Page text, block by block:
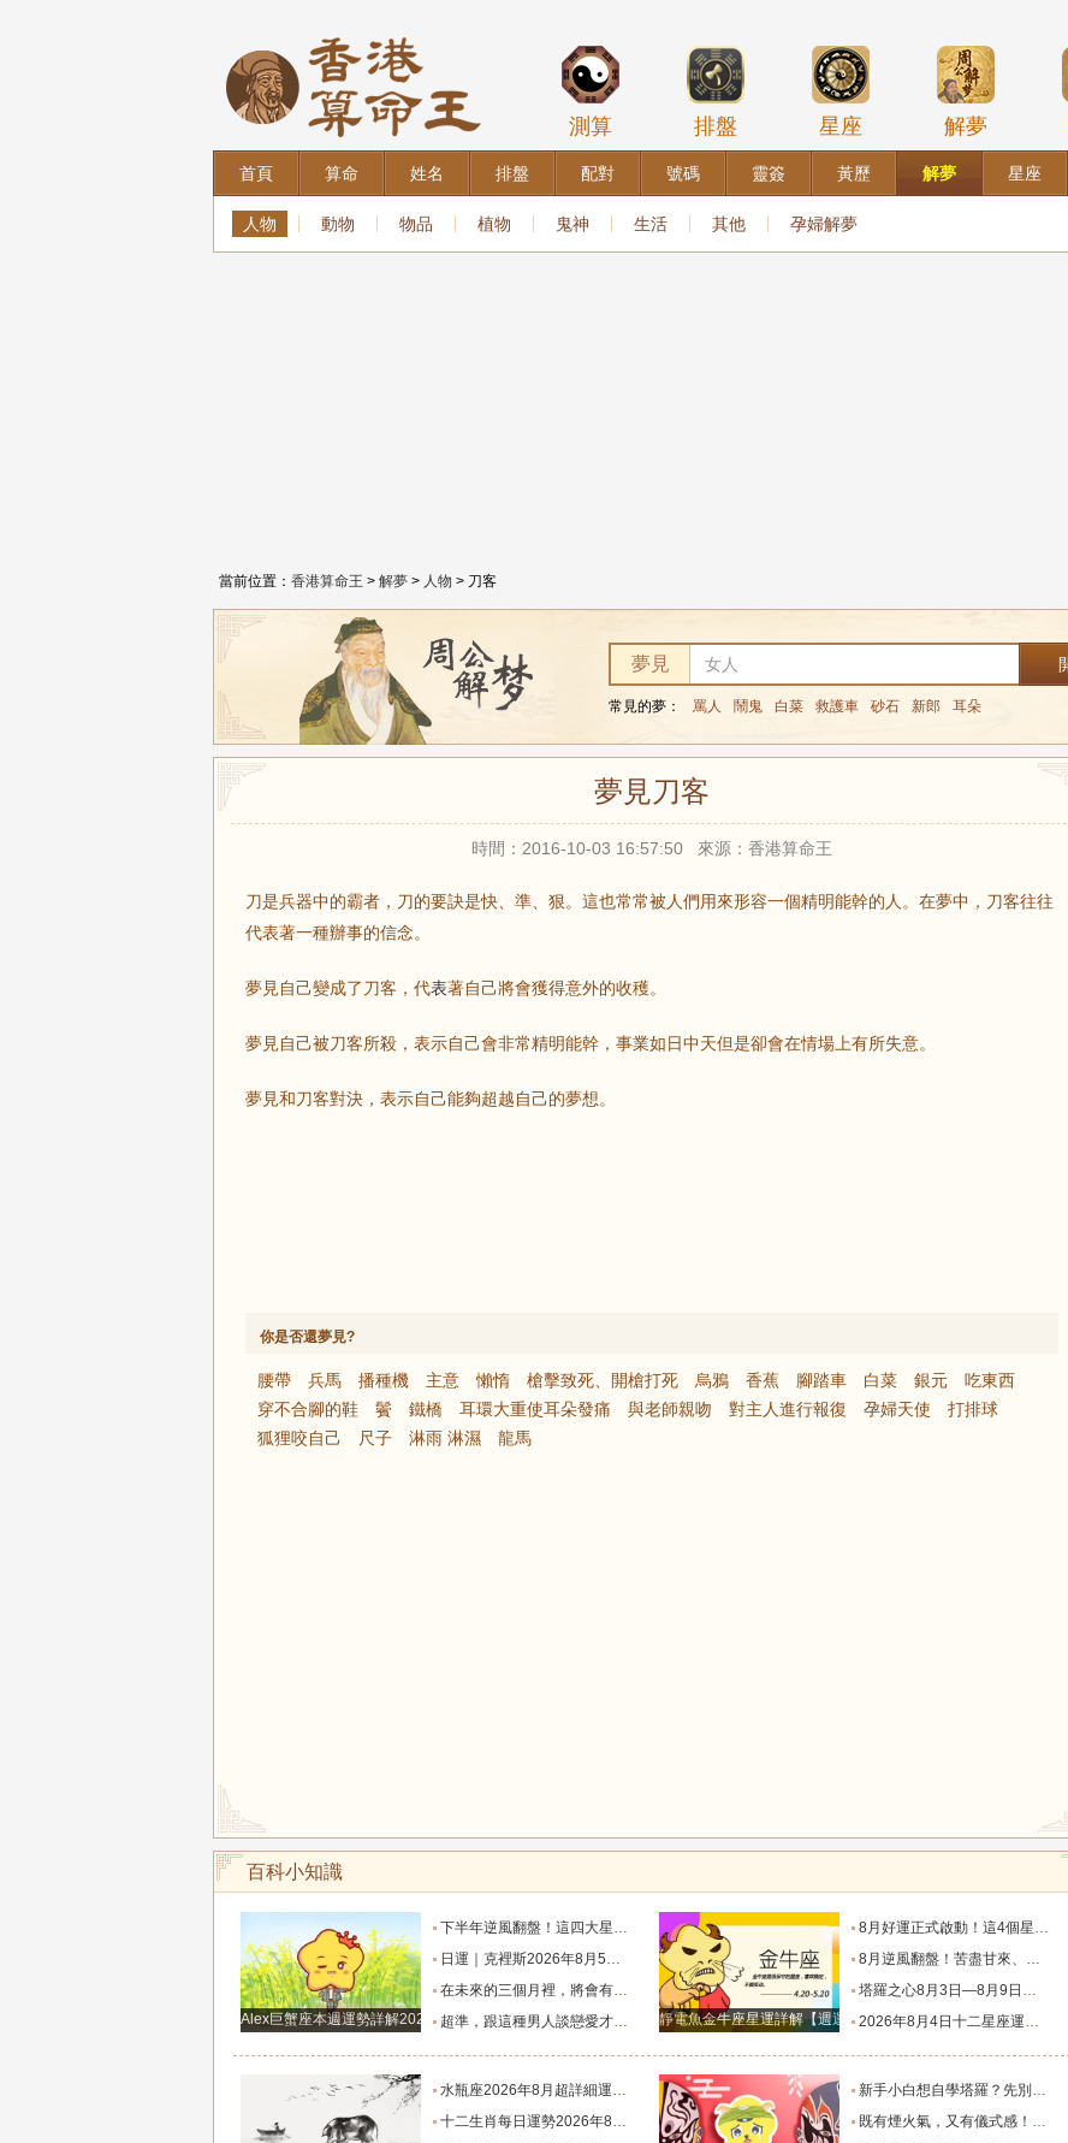
測算 排盤 星座 解夢
首頁 算命 姓名 排盤 配對 號碼 靈簽 黃歷 解夢 星座
人物 動物 物品 植物 鬼神 生活 其他 孕婦解夢
當前位置： 香港算命王 > 解夢 > 人物 > 刀客
夢見
常見的夢： 罵人 鬧鬼 白菜 救護車 砂石 新郎 耳朵
夢見刀客
時間：2016-10-03 16:57:50 來源：香港算命王
刀是兵器中的霸者，刀的要訣是快、準、狠。這也常常被人們用來形容一個精明能幹的人。在夢中，刀客往往
代表著一種辦事的信念。
夢見自己變成了刀客，代表著自己將會獲得意外的收穫。
夢見自己被刀客所殺，表示自己會非常精明能幹，事業如日中天但是卻會在情場上有所失意。
夢見和刀客對決，表示自己能夠超越自己的夢想。
你是否還夢見?
腰帶 兵馬 播種機 主意 懶惰 槍擊致死、開槍打死 烏鴉 香蕉 腳踏車 白菜 銀元
吃東西
穿不合腳的鞋
鬢 鐵橋 耳環大重使耳朵發痛 與老師親吻 對主人進行報復 孕婦天使
打排球
狐狸咬自己
尺子 淋雨 淋濕 龍馬
百科小知識
Alex巨蟹座本週運勢詳解2024.12.23-12.29
下半年逆風翻盤！這四大星座將迎來命運轉折點_星象_相位_機會
日運｜克裡斯2026年8月5日十二星座運勢_感覺_願望_右耳
在未來的三個月裡，將會有好運來臨的星座_機會_挑戰_家庭
超準，跟這種男人談戀愛才有未來！_感情_給予_的特點
靜電魚金牛座星運詳解【週運2024年12月9日-12月15日】
8月好運正式啟動！這4個星座迎來翻身機會，事業、財運一起升溫_幸運_數字_時間
8月逆風翻盤！苦盡甘來、運勢徹底爆棚的三大星座_內耗_感情_好運
塔羅之心8月3日—8月9日週運勢_方面_事情_生活
2026年8月4日十二星座運勢_事業_財運_感情
水瓶座2026年8月超詳細運勢解析！_束明亮_能量_什麽
十二生肖每日運勢2026年8月4日_幸運_綜合_物品
新手小白想自學塔羅？先別急著買牌，這份書單和真心話請收好_職業_客人_門店
既有煙火氣，又有儀式感！這三個生肖，最擅長把日子過成詩！_生活_習慣_屬雞
猴 雞 狗